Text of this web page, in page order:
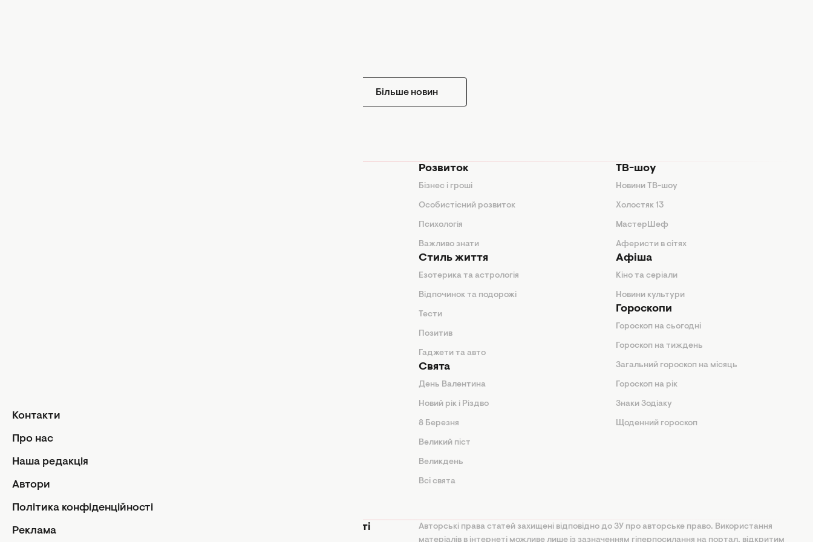
Контакти
Про нас
Наша редакція
Автори
Політика конфіденційності
Реклама
Більше новин
Здоров'я
Розвиток
Бізнес і гроші
Особистісний розвиток
Психологія
Важливо знати
Стиль життя
Езотерика та астрологія
Відпочинок та подорожі
Тести
Позитив
Гаджети та авто
Свята
День Валентина
Новий рік і Різдво
8 Березня
Великий піст
Великдень
Всі свята
ТВ-шоу
Новини ТВ-шоу
Холостяк 13
МастерШеф
Аферисти в сітях
Афіша
Кіно та серіали
Новини культури
Гороскопи
Гороскоп на сьогодні
Гороскоп на тиждень
Загальний гороскоп на місяць
Гороскоп на рік
Знаки Зодіаку
Щоденний гороскоп
Автори
Політика конфіденційності
Авторські права статей захищені відповідно до ЗУ про авторське право. Використання
матеріалів в інтернеті можливе лише із зазначенням гіперпосилання на портал, відкритим